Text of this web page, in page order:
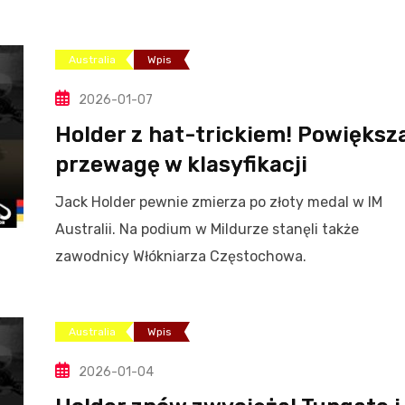
Australia Wpis
2026-01-07
Holder z hat-trickiem!
przewagę w klasyfikacji
Jack Holder pewnie zmierza po złoty medal w IM
Australii. Na podium w Mildurze stanęli także
zawodnicy Włókniarza Częstochowa.
Australia Wpis
2026-01-04